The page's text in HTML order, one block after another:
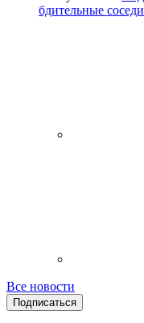
бдительные соседи
Все новости
Подписаться